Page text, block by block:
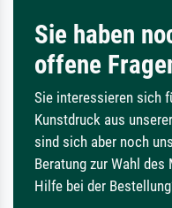
Sie haben
offene
Sie interessieren sich
Kunstdruck aus
sind sich aber noch
Beratung zur Wahl
Hilfe bei der